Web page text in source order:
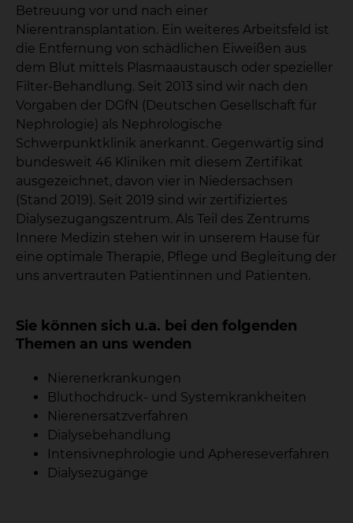
Betreuung vor und nach einer
Nierentransplantation. Ein weiteres Arbeitsfeld ist
die Entfernung von schädlichen Eiweißen aus
dem Blut mittels Plasmaaustausch oder spezieller
Filter-Behandlung. Seit 2013 sind wir nach den
Vorgaben der DGfN (Deutschen Gesellschaft für
Nephrologie) als Nephrologische
Schwerpunktklinik anerkannt. Gegenwärtig sind
bundesweit 46 Kliniken mit diesem Zertifikat
ausgezeichnet, davon vier in Niedersachsen
(Stand 2019). Seit 2019 sind wir zertifiziertes
Dialysezugangszentrum. Als Teil des Zentrums
Innere Medizin stehen wir in unserem Hause für
eine optimale Therapie, Pflege und Begleitung der
uns anvertrauten Patientinnen und Patienten.
Sie können sich u.a. bei den folgenden
Themen an uns wenden
Nierenerkrankungen
Bluthochdruck- und Systemkrankheiten
Nierenersatzverfahren
Dialysebehandlung
Intensivnephrologie und Aphereseverfahren
Dialysezugänge